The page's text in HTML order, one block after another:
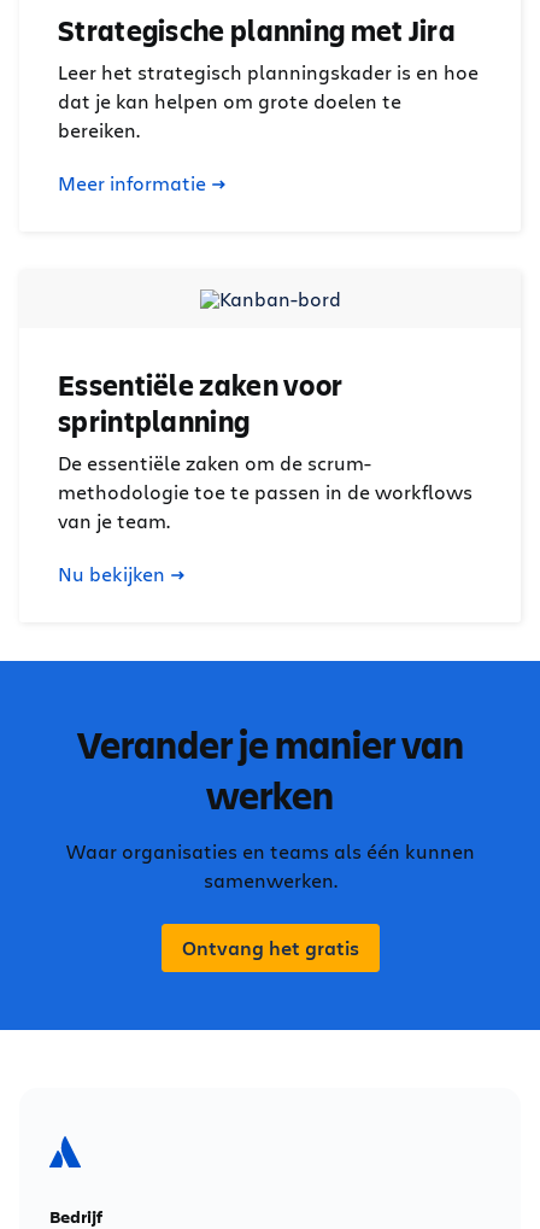
Strategische planning met Jira
Leer het strategisch planningskader is en hoe
dat je kan helpen om grote doelen te
bereiken.
Meer informatie
Essentiële zaken voor
sprintplanning
De essentiële zaken om de scrum-
methodologie toe te passen in de workflows
van je team.
Nu bekijken
Verander je manier van
werken
Waar organisaties en teams als één kunnen
samenwerken.
Ontvang het gratis
Bedrijf